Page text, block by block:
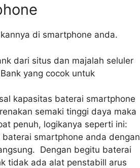
di smartphone anda.
dari situs dan majalah seluler
yang cocok untuk
kapasitas baterai smartphone
semaki tinggi daya maka
penuh, logikanya seperti ini:
smartphone anda dengan
Dengan begitu baterai
tidak ada alat penstabill arus